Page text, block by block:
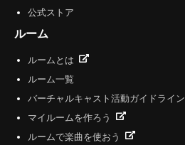
公式ストア
ルーム
ルームとは
ルーム一覧
バーチャルキャスト活動ガイドライン
マイルームを作ろう
ルームで楽曲を使おう